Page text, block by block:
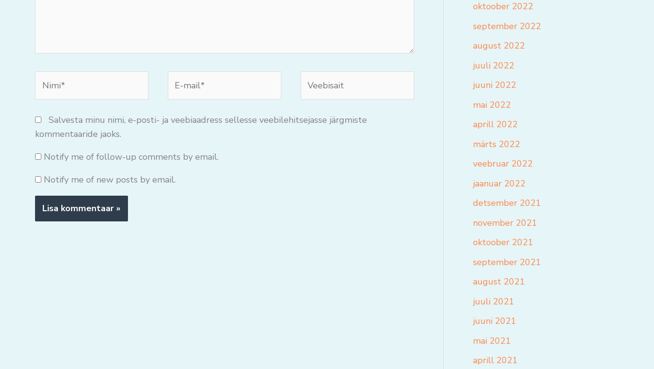
mail*
Salvesta minu nimi, e-posti- ja veebiaadress sellesse veebilehitsejasse järgmiste
kommentaaride jaoks.
Notify me of follow-up comments by email.
Notify me of new posts by email.
oktoober 2022
september 2022
august 2022
juuli 2022
juuni 2022
mai 2022
aprill 2022
märts 2022
veebruar 2022
jaanuar 2022
detsember 2021
november 2021
oktoober 2021
september 2021
august 2021
juuli 2021
juuni 2021
mai 2021
aprill 2021